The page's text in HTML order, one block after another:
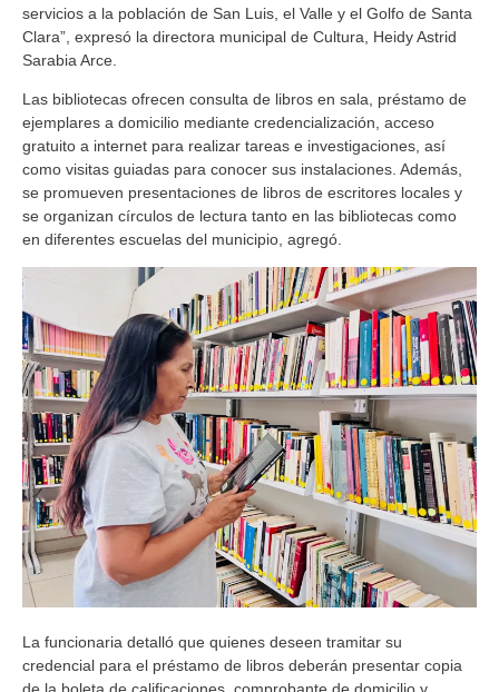
servicios a la población de San Luis, el Valle y el Golfo de Santa
Clara”, expresó la directora municipal de Cultura, Heidy Astrid
Sarabia Arce.
Las bibliotecas ofrecen consulta de libros en sala, préstamo de
ejemplares a domicilio mediante credencialización, acceso
gratuito a internet para realizar tareas e investigaciones, así
como visitas guiadas para conocer sus instalaciones. Además,
se promueven presentaciones de libros de escritores locales y
se organizan círculos de lectura tanto en las bibliotecas como
en diferentes escuelas del municipio, agregó.
La funcionaria detalló que quienes deseen tramitar su
credencial para el préstamo de libros deberán presentar copia
de la boleta de calificaciones, comprobante de domicilio y